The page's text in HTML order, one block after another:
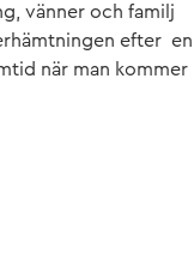
vänner och familj
efter en
när man kommer